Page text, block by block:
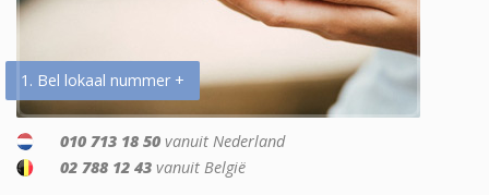
1. Bel lokaal nummer +
010 713 18 50 vanuit Nederland
02 788 12 43 vanuit België